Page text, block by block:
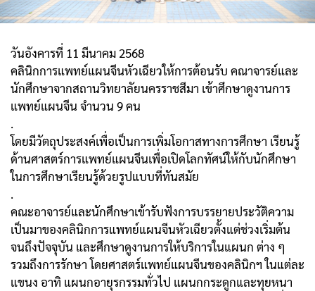
วันอังคารที่ 11 มีนาคม 2568
คลินิกการแพทย์แผนจีนหัวเฉียวให้การต้อนรับ คณาจารย์และ
นักศึกษาจากสถานวิทยาลัยนครราชสีมา เข้าศึกษาดูงานการ
แพทย์แผนจีน จำนวน 9 คน
.
โดยมีวัตถุประสงค์เพื่อเป็นการเพิ่มโอกาสทางการศึกษา เรียนรู้
ด้านศาสตร์การแพทย์แผนจีนเพื่อเปิดโลกทัศน์ให้กับนักศึกษา
ในการศึกษาเรียนรู้ด้วยรูปแบบที่ทันสมัย
.
คณะอาจารย์และนักศึกษาเข้ารับฟังการบรรยายประวัติความ
เป็นมาของคลินิกการแพทย์แผนจีนหัวเฉียวตั้งแต่ช่วงเริ่มต้น
จนถึงปัจจุบัน และศึกษาดูงานการให้บริการในแผนก ต่าง ๆ
รวมถึงการรักษา โดยศาสตร์แพทย์แผนจีนของคลินิกฯ ในแต่ละ
แขนง อาทิ แผนกอายุรกรรมทั่วไป แผนกกระดูกและทุยหนา